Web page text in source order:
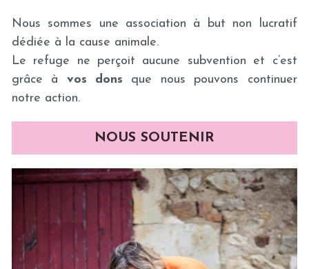
Nous sommes une association à but non lucratif
dédiée à la cause animale.
Le refuge ne perçoit aucune subvention et c’est
grâce à vos dons que nous pouvons continuer
notre action.
NOUS SOUTENIR